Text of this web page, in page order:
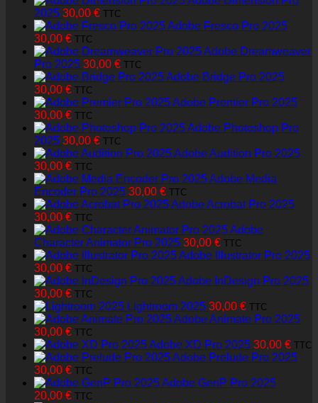
2025 30,00 € TTC
Adobe Fresco Pro 2025
30,00 € TTC
Adobe Dreamweaver
Pro 2025 30,00 € TTC
Adobe Bridge Pro 2025
30,00 € TTC
Adobe Premier Pro 2025
30,00 € TTC
Adobe Photoshop Pro
2025 30,00 € TTC
Adobe Audition Pro 2025
30,00 € TTC
Adobe Media
Encoder Pro 2025 30,00 € TTC
Adobe Acrobat Pro 2025
30,00 € TTC
Adobe
Character Animator Pro 2025 30,00 € TTC
Adobe Illustrator Pro 2025
30,00 € TTC
Adobe InDesign Pro 2025
30,00 € TTC
Lightroom 2025 30,00 € TTC
Adobe Animate Pro 2025
30,00 € TTC
Adobe XD Pro 2025 30,00 € TTC
Adobe Prelude Pro 2025
30,00 € TTC
Adobe GenP Pro 2025
20,00 € TTC